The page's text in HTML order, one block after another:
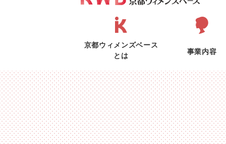
京都ウィメンズベース
とは
事業内容